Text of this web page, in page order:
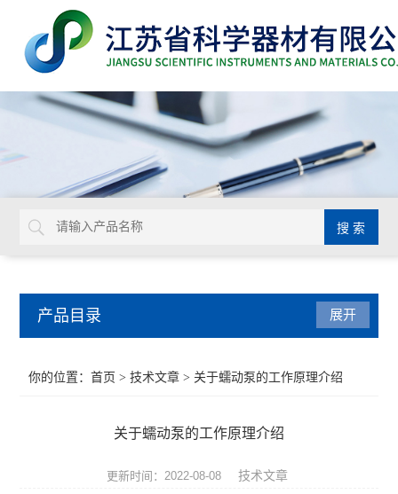
产品目录 展开
你的位置：首页 >技术文章 > 关于蠕动泵的工作原理介绍
关于蠕动泵的工作原理介绍
更新时间：2022-08-08 技术文章